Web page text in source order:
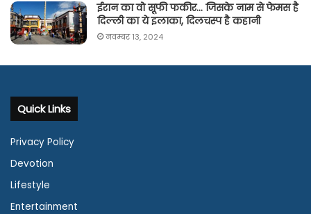
ईरान का वो सूफी फकीर… जिसके नाम से फेमस है
दिल्ली का ये इलाका, दिलचस्प है कहानी
नवम्बर 13, 2024
Quick Links
Privacy Policy
Devotion
Lifestyle
Entertainment